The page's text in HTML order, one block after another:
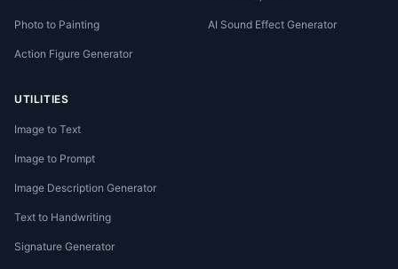
Photo to Painting
Action Figure Generator
AI Sound Effect Generator
UTILITIES
Image to Text
Image to Prompt
Image Description Generator
Text to Handwriting
Signature Generator